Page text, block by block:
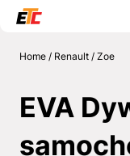
Home/ Renault/ Zoe
EVA